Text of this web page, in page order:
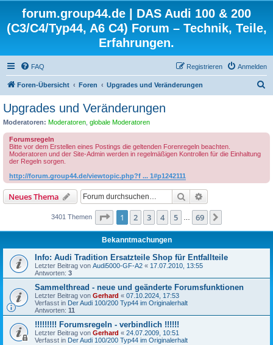
forum.group44.de | DAS Audi 100 & 200
(C3/C4/Typ44, A6 C4) Forum – Technik, Teile,
Erfahrungen.
FAQ Anmelden
Registrieren
Foren-Übersicht Foren Upgrades und Veränderungen
Upgrades und Veränderungen
Moderatoren: Moderatoren globale Moderatoren
Forumsregeln
Bitte vor dem Erstellen eines Postings die geltenden Forenregeln beachten.
Moderatoren und der Site-Admin werden in regelmäßigen Kontrollen für die Einhaltung
der Regeln sorgen.
http://forum.group44.de/viewtopic.php?f ... 1#p1242111
Neues Thema Suche
3401 Themen Seite 1von 69
1 2 3 4 5 69
Bekanntmachungen
Info: Audi Tradition Ersatzteile Shop für Entfallteile
Letzter Beitrag von Audi5000-GF-A2 « 17.07.2010, 13:55
Antworten: 3
Sammelthread - neue und geänderte Forumsfunktionen
Letzter Beitrag von Gerhard « 07.10.2024, 17:53
Verfasst in Der Audi 100/200 Typ44 im Originalerhalt
Antworten: 11
!!!!!!!!! Forumsregeln - verbindlich !!!!!!
Letzter Beitrag von Gerhard « 24.07.2009, 10:51
Verfasst in Der Audi 100/200 Typ44 im Originalerhalt